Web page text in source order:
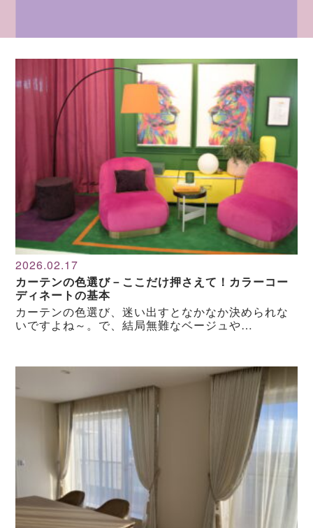
2026.02.17
カーテンの色選び－ここだけ押さえて！カラーコー
ディネートの基本
カーテンの色選び、迷い出すとなかなか決められな
いですよね～。で、結局無難なベージュや…